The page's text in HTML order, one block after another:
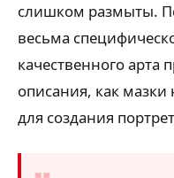
слишком размыты.
весьма
качественного арта
описания, как
для создания